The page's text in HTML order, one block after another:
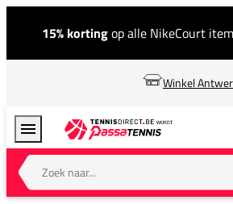
15% kortingop alle NikeCourt
Winkel
Zoek naar...